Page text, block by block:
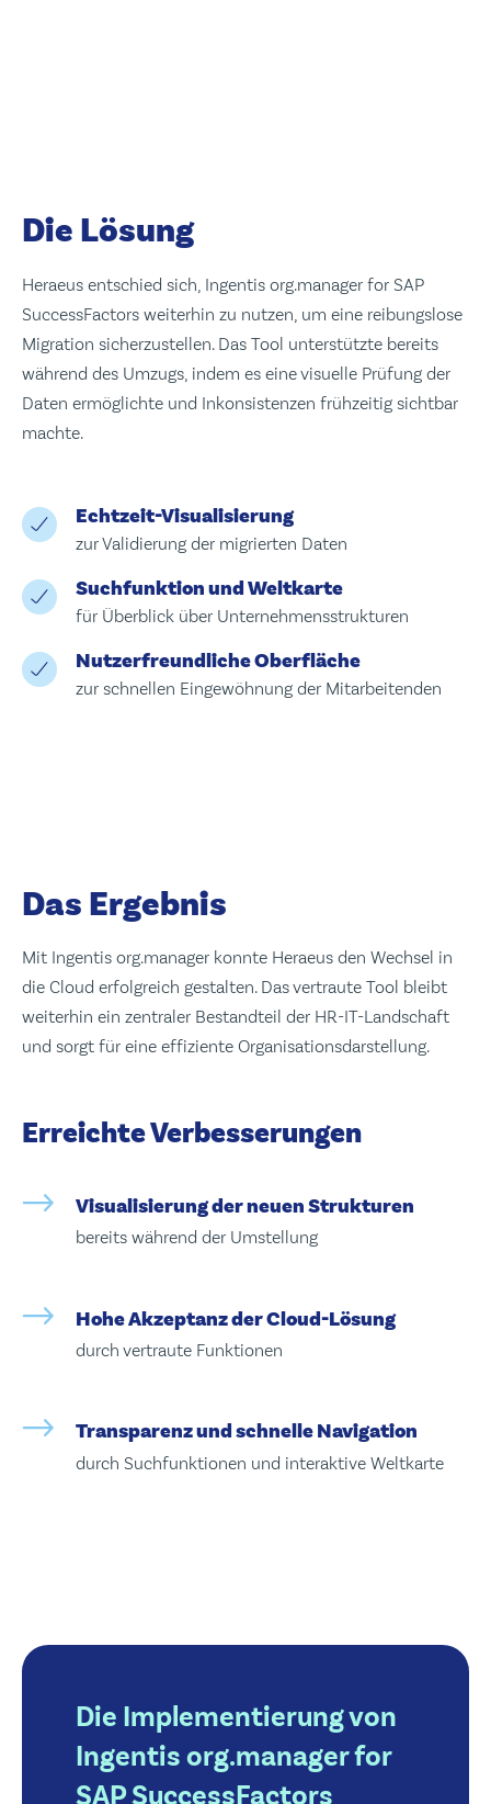
Die Lösung
Heraeus entschied sich, Ingentis org.manager for SAP
SuccessFactors weiterhin zu nutzen, um eine reibungslose
Migration sicherzustellen. Das Tool unterstützte bereits
während des Umzugs, indem es eine visuelle Prüfung der
Daten ermöglichte und Inkonsistenzen frühzeitig sichtbar
machte.
Echtzeit-Visualisierung
zur Validierung der migrierten Daten
Suchfunktion und Weltkarte
für Überblick über Unternehmensstrukturen
Nutzerfreundliche Oberfläche
zur schnellen Eingewöhnung der Mitarbeitenden
Das Ergebnis
Mit Ingentis org.manager konnte Heraeus den Wechsel in
die Cloud erfolgreich gestalten. Das vertraute Tool bleibt
weiterhin ein zentraler Bestandteil der HR-IT-Landschaft
und sorgt für eine effiziente Organisationsdarstellung.
Erreichte Verbesserungen
Visualisierung der neuen Strukturen
bereits während der Umstellung
Hohe Akzeptanz der Cloud-Lösung
durch vertraute Funktionen
Transparenz und schnelle Navigation
durch Suchfunktionen und interaktive Weltkarte
Die Implementierung von
Ingentis org.manager for
SAP SuccessFactors